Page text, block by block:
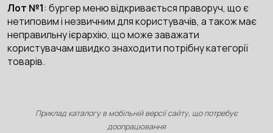
Лот №1: бургер меню відкривається праворуч, що є
нетиповим і незвичним для користувачів, а також має
неправильну ієрархію, що може заважати
користувачам швидко знаходити потрібну категорії
товарів.
Приклад каталогу в мобільній версії сайту, що потребує
доопрацювання